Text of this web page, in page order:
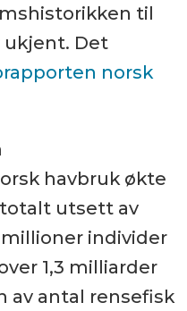
til
Det
norsk
havbruk økte
totalt utsett av
individer
1,3 milliarder
av antal rensefisk